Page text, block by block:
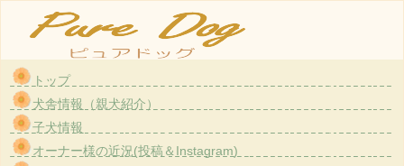
大阪・茨木のトイプードル〈ホワイト）専門のブリーダー『ピュアドッグ』です。愛情た
っぷりで育てている親犬から生まれた子犬をお譲りしております。
TEL: 090-8790-8111
E-mail: uxu.rvpark.puredog@gmail.com
トップ
犬舎情報（親犬紹介）
子犬情報
オーナー様の近況(投稿＆Instagram)